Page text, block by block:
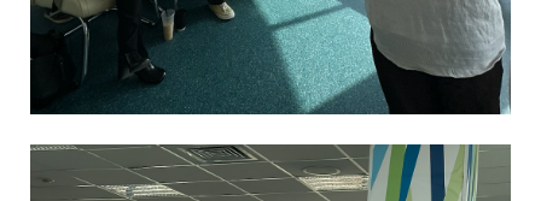
Студенты 4 курса бизнес-